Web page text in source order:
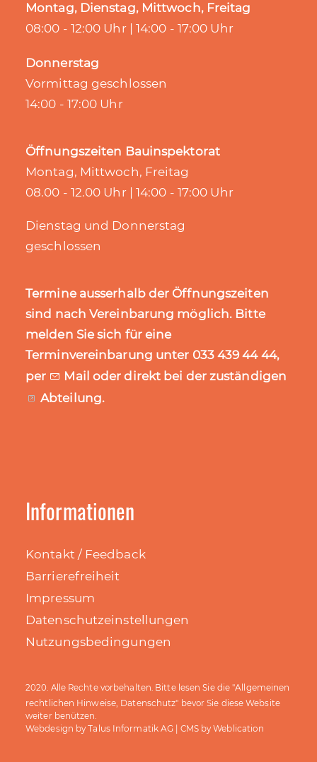
Montag, Dienstag, Mittwoch, Freitag
08:00 - 12:00 Uhr | 14:00 - 17:00 Uhr
Donnerstag
Vormittag geschlossen
14:00 - 17:00 Uhr
Öffnungszeiten Bauinspektorat
Montag, Mittwoch, Freitag
08.00 - 12.00 Uhr | 14:00 - 17:00 Uhr
Dienstag und Donnerstag
geschlossen
Termine ausserhalb der Öffnungszeiten
sind nach Vereinbarung möglich. Bitte
melden Sie sich für eine
Terminvereinbarung unter 033 439 44 44,
per
Mail oder direkt bei der zuständigen
Abteilung.
Informationen
Kontakt / Feedback
Barrierefreiheit
Impressum
Datenschutzeinstellungen
Nutzungsbedingungen
2020. Alle Rechte vorbehalten. Bitte lesen Sie die "Allgemeinen
rechtlichen Hinweise, Datenschutz" bevor Sie diese Website
weiter benützen.
Webdesign byTalus Informatik AG | CMS byWeblication